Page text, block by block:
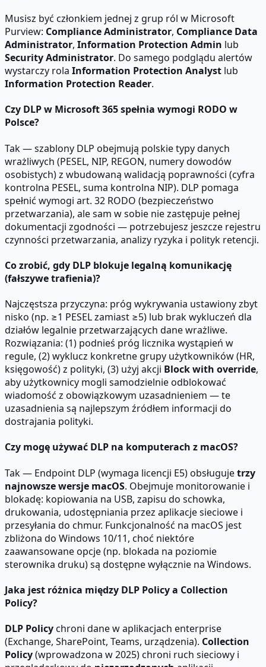
Musisz być członkiem jednej z grup ról w Microsoft
Purview: Compliance Administrator, Compliance Data
Administrator, Information Protection Admin lub
Security Administrator. Do samego podglądu alertów
wystarczy rola Information Protection Analyst lub
Information Protection Reader.
Czy DLP w Microsoft 365 spełnia wymogi RODO w
Polsce?
Tak — szablony DLP obejmują polskie typy danych
wrażliwych (PESEL, NIP, REGON, numery dowodów
osobistych) z wbudowaną walidacją poprawności (cyfra
kontrolna PESEL, suma kontrolna NIP). DLP pomaga
spełnić wymogi art. 32 RODO (bezpieczeństwo
przetwarzania), ale sam w sobie nie zastępuje pełnej
dokumentacji zgodności — potrzebujesz jeszcze rejestru
czynności przetwarzania, analizy ryzyka i polityk retencji.
Co zrobić, gdy DLP blokuje legalną komunikację
(fałszywe trafienia)?
Najczęstsza przyczyna: próg wykrywania ustawiony zbyt
nisko (np. ≥1 PESEL zamiast ≥5) lub brak wykluczeń dla
działów legalnie przetwarzających dane wrażliwe.
Rozwiązania: (1) podnieś próg licznika wystąpień w
regule, (2) wyklucz konkretne grupy użytkowników (HR,
księgowość) z polityki, (3) użyj akcji Block with override,
aby użytkownicy mogli samodzielnie odblokować
wiadomość z obowiązkowym uzasadnieniem — te
uzasadnienia są najlepszym źródłem informacji do
dostrajania polityki.
Czy mogę używać DLP na komputerach z macOS?
Tak — Endpoint DLP (wymaga licencji E5) obsługujetrzy
najnowsze wersje macOS. Obejmuje monitorowanie i
blokadę: kopiowania na USB, zapisu do schowka,
drukowania, udostępniania przez aplikacje sieciowe i
przesyłania do chmur. Funkcjonalność na macOS jest
zbliżona do Windows 10/11, choć niektóre
zaawansowane opcje (np. blokada na poziomie
sterownika druku) są dostępne wyłącznie na Windows.
Jaka jest różnica między DLP Policy a Collection
Policy?
DLP Policychroni dane w aplikacjach enterprise
(Exchange, SharePoint, Teams, urządzenia). Collection
Policy(wprowadzona w 2025) chroni ruch sieciowy i